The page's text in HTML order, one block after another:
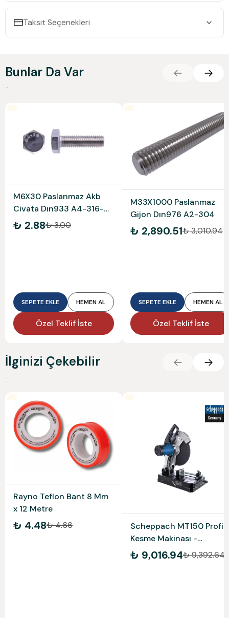
Taksit Seçenekleri
Bunlar Da Var
...
M6X30 Paslanmaz Akb
Civata Dın933 A4-316-
80
₺ 2.88₺ 3.00
SEPETE EKLE HEMEN AL
Özel Teklif İste
M33X1000 Paslanmaz
Gijon Dın976 A2-304
₺ 2,890.51₺ 3,010.94
SEPETE EKLE HEMEN AL
Özel Teklif İste
İlginizi Çekebilir
...
Rayno Teflon Bant 8 Mm
x 12 Metre
₺ 4.48₺ 4.66
Scheppach MT150 Profil
Kesme Makinası -
5903703901
₺ 9,016.94₺ 9,392.64